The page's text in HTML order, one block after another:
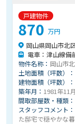
戸建物件
870万円
岡山県岡山市北
電車：津山線備
物件名称： 岡山市
土地面積（坪数）：
建物面積（坪数）：
築年月：1981年11月
間取部屋数・種類：
スタッフコメント：
た邸宅で穏やかな暮